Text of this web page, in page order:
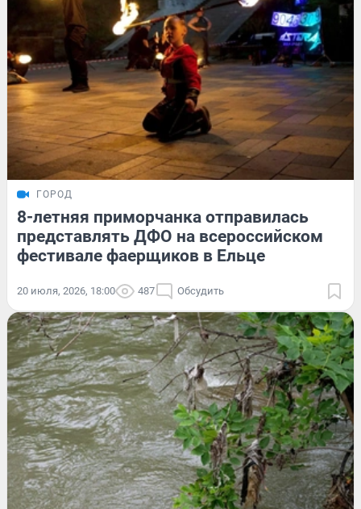
ГОРОД
8-летняя приморчанка отправилась
представлять ДФО на всероссийском
фестивале фаерщиков в Ельце
20 июля, 2026, 18:00 487 Обсудить